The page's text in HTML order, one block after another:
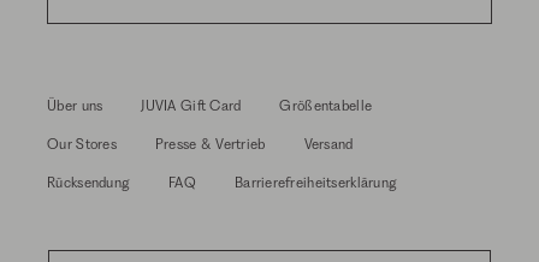
Über uns JUVIA Gift Card Größentabelle
Our Stores Presse & Vertrieb Versand
Rücksendung FAQ Barrierefreiheitserklärung